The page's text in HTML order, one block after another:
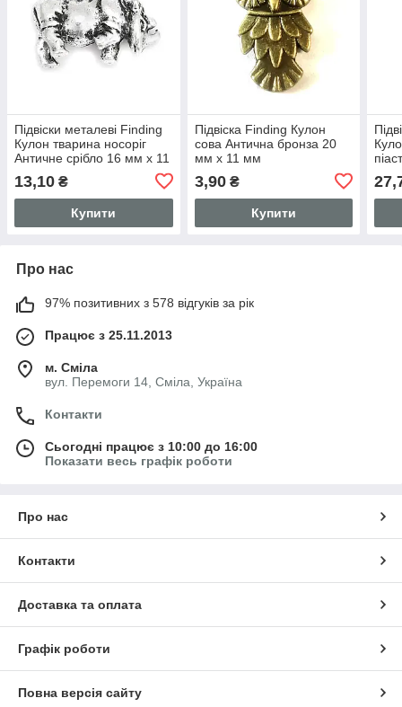
Підвіски металеві Finding
Кулон тварина носоріг
Античне срібло 16 мм x 11
13,10 ₴
Купити
Підвіска Finding Кулон
сова Антична бронза 20
мм x 11 мм
3,90₴
Купити
мм
Про нас
97% позитивних з 578 відгуків за рік
Працює з 25.11.2013
м. Сміла
вул. Перемоги 14, Сміла, Україна
Контакти
Сьогодні працює з 10:00 до 16:00
Показати весь графік роботи
Про нас
Контакти
Доставка та оплата
Графік роботи
Повна версія сайту